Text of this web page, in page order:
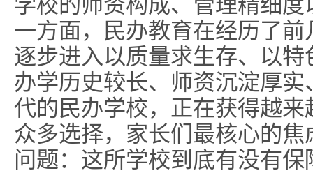
一方面，民办教育在经历了
逐步进入以质量求生存、以
办学历史较长、师资沉淀厚
代的民办学校，正在获得越
众多选择，家长们最核心的
问题：这所学校到底有没有保